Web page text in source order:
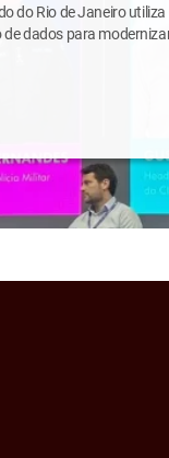
do Rio de Janeiro
de dados para